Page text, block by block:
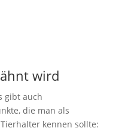
wird
gibt auch
die man als
kennen sollte: